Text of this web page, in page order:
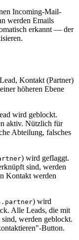
Incoming-Mail-
werden Emails
erkannt — der
Kontakt (Partner)
höheren Ebene
wird geblockt.
aktiv. Nützlich für
Abteilung, falsches
) wird geflaggt.
sind, werden
Kontakt werden
) wird
Alle Leads, die mit
werden geblockt.
Button.